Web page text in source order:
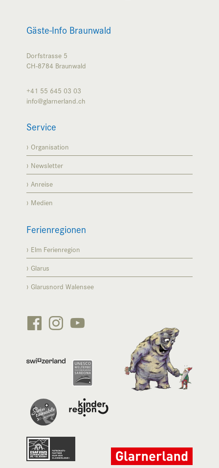
Gäste-Info Braunwald
Dorfstrasse 5
CH-8784 Braunwald
+41 55 645 03 03
info@glarnerland.ch
Service
Organisation
Newsletter
Anreise
Medien
Ferienregionen
Elm Ferienregion
Glarus
Glarusnord Walensee

 